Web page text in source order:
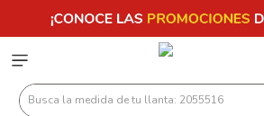
Busca la medida de tu llanta: 2055516